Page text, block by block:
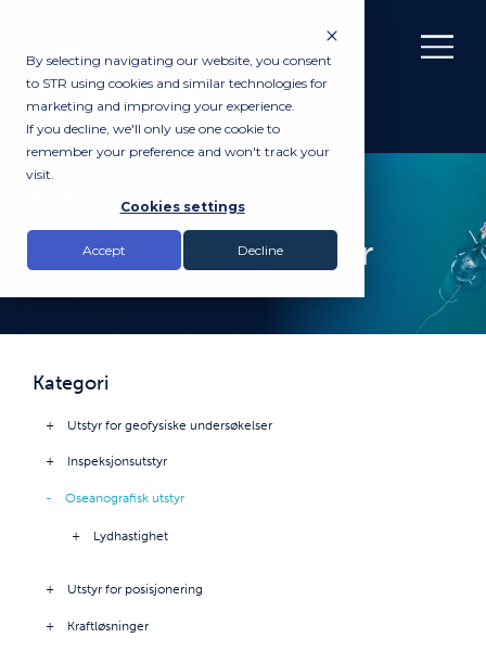
By selecting navigating our website, you consent
to STR using cookies and similar technologies for
marketing and improving your experience.
If you decline, we'll only use one cookie to
remember your preference and won't track your
visit.
Cookies settings
Accept Decline
PRODUKTER
Oseanografisk utstyr
Kategori
Utstyr for geofysiske undersøkelser
Inspeksjonsutstyr
Oseanografisk utstyr
Lydhastighet
Utstyr for posisjonering
Kraftløsninger